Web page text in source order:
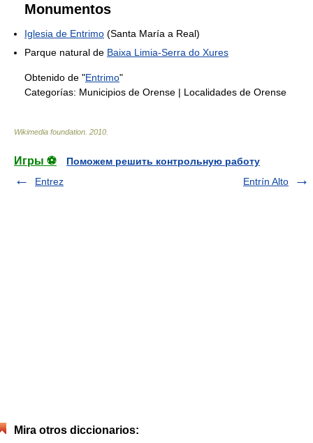
Monumentos
Iglesia de Entrimo (Santa María a Real)
Parque natural de Baixa Limia-Serra do Xures
Obtenido de "Entrimo"
Categorías: Municipios de Orense | Localidades de Orense
Wikimedia foundation 2010
Игры ⚽
Поможем решить контрольную работу
Entrez
Entrín Alto
Mira otros diccionarios: